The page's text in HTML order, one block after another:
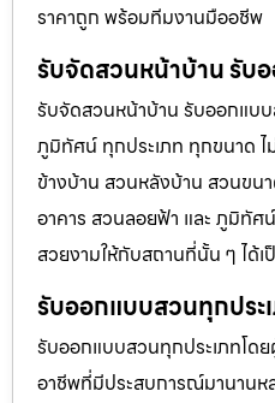
ราคาถูก พร้อมทีมงานมืออชีพ
รับจัดสวนหน้าบ้าน รับ
รับจัดสวนหน้าบ้าน รับออกแบ
ภูมิทัศน์ ทุกประเภท ทุกขนาด ไ
ข้างบ้าน สวนหลังบ้าน สวนขน
อาคาร สวนลอยฟ้า และ ภูมิทั
สวยงามให้กับสถานที่นั้น ๆ ได้เ
รับออกแบบสวนทุกประ
รับออกแบบสวนทุกประเภทโด
อาชีพที่มีประสบการณ์มานาน